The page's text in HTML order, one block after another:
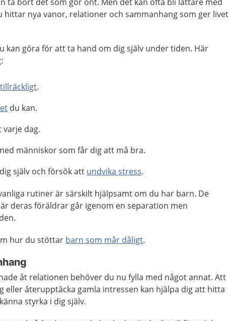
hittar nya vanor, relationer och sammanhang som ger livet
kan göra för att ta hand om dig själv under tiden. Här
.
du kan.
varje dag.
människor som får dig att må bra.
själv och försök att undvika stress.
rutiner är särskilt hjälpsamt om du har barn. De
deras föräldrar går igenom en separation men
hur du stöttar barn som mår dåligt.
åt relationen behöver du nu fylla med något annat. Att
eller återupptäcka gamla intressen kan hjälpa dig att hitta
styrka i dig själv.